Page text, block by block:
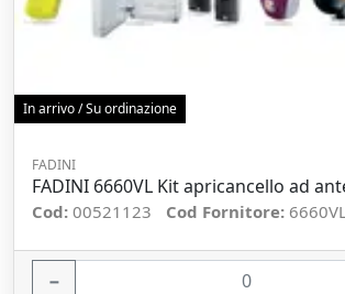
In arrivo / Su ordinazione
FADINI
FADINI 6660VL Kit apricancello ad
Cod: 00521123 Cod Fornitore:
−